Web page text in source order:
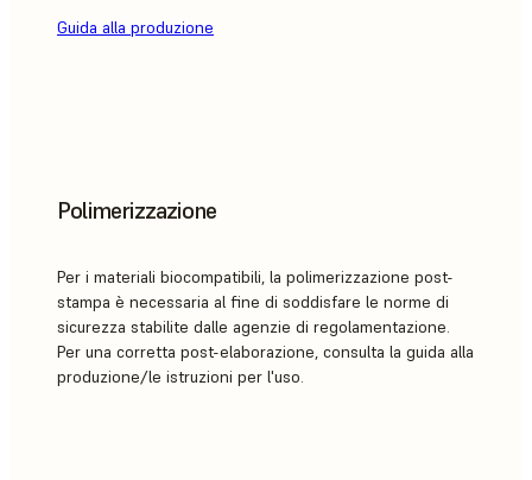
Guida alla produzione
Polimerizzazione
Per i materiali biocompatibili, la polimerizzazione post-
stampa è necessaria al fine di soddisfare le norme di
sicurezza stabilite dalle agenzie di regolamentazione.
Per una corretta post-elaborazione, consulta la guida alla
produzione/le istruzioni per l'uso.